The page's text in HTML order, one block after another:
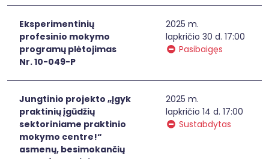
Eksperimentinių
profesinio mokymo
programų plėtojimas
Nr. 10-049-P
2025 m.
lapkričio 30 d. 17:00
Pasibaigęs
Jungtinio projekto „Įgyk
praktinių įgūdžių
sektoriniame praktinio
mokymo centre!“
asmenų, besimokančių
2025 m.
lapkričio 14 d. 17:00
Sustabdytas